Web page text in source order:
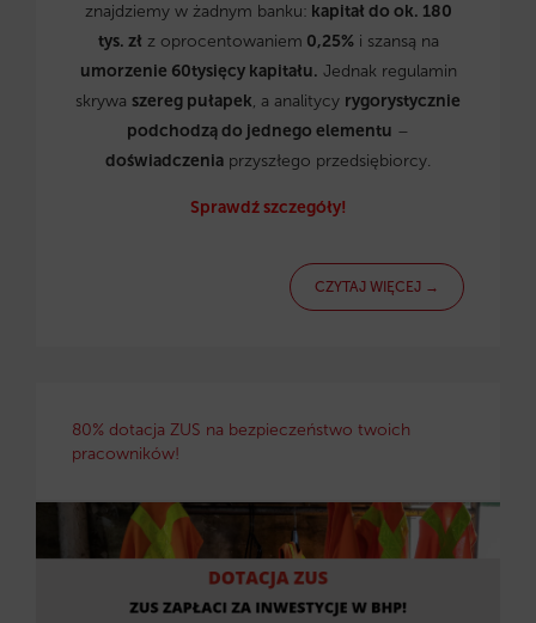
znajdziemy w żadnym banku: kapitał do ok. 180
tys. zł z oprocentowaniem 0,25%i szansą na
umorzenie 60tysięcy kapitału. Jednak regulamin
skrywa szereg pułapek, a analitycy rygorystycznie
podchodzą do jednego elementu –
doświadczenia przyszłego przedsiębiorcy.
Sprawdź szczegóły!
CZYTAJ WIĘCEJ →
80% dotacja ZUS na bezpieczeństwo twoich
pracowników!